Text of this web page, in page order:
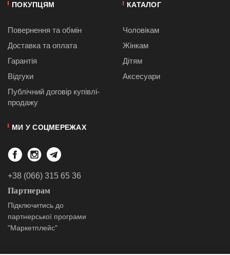
ПОКУПЦЯМ
Повернення та обмін
Доставка та оплата
Гарантія
Відгуки
Публiчний договiр купівлі-
продажу
КАТАЛОГ
Чоловікам
Жінкам
Дітям
Аксесуари
МИ У СОЦМЕРЕЖАХ
+38 (066) 315 65 36
Партнерам
Підключитись до
партнерської програми
"Маркетплейс"